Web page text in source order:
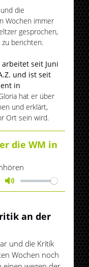
die
Wochen immer
gesprochen,
berichten.
seit Juni
und ist seit
in
hat er über
und erklärt,
Ort sein wird.
die WM in
Mute
an der
und die Kritik
Wochen noch